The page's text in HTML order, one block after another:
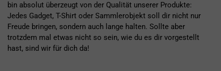
bin absolut überzeugt von der Qualität unserer Produkte:
Jedes Gadget, T-Shirt oder Sammlerobjekt soll dir nicht nur
Freude bringen, sondern auch lange halten. Sollte aber
trotzdem mal etwas nicht so sein, wie du es dir vorgestellt
hast, sind wir für dich da!